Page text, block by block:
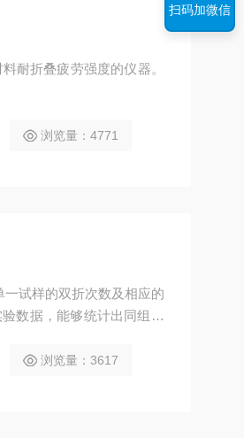
耐折叠疲劳强度的仪器。
浏览量：4771
试样的双折次数及相应的
数据，能够统计出同组试
性能可靠、操作方便等优
浏览量：3617
扫码加微信